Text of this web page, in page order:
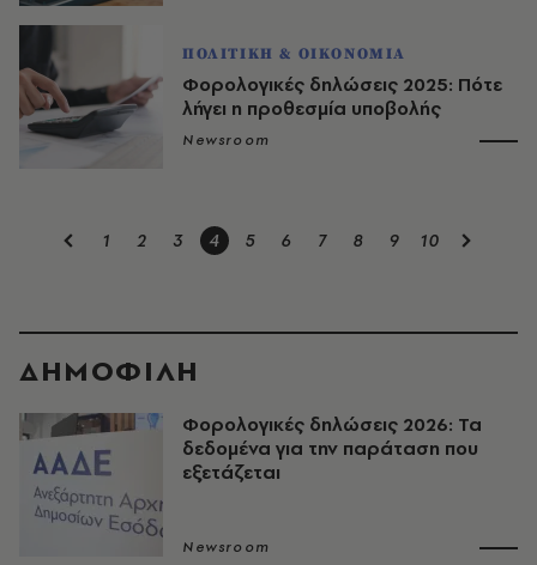
ΠΟΛΙΤΙΚΗ & ΟΙΚΟΝΟΜΙΑ
Φορολογικές δηλώσεις 2025: Πότε
λήγει η προθεσμία υποβολής
Newsroom
1 2 3 4 5 6 7 8 9 10
ΔΗΜΟΦΙΛΗ
Φορολογικές δηλώσεις 2026: Τα
δεδομένα για την παράταση που
εξετάζεται
Newsroom